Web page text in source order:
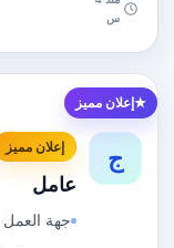
س
إعلان مميز
ج إعلان مميز
عامل
جهة